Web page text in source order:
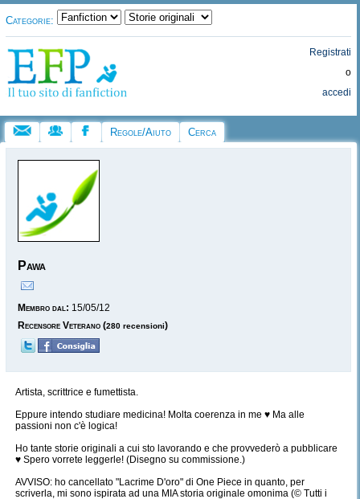
Categorie:
Registrati
o
accedi
Regole/Aiuto Cerca
Pawa
Membro dal: 15/05/12
Recensore Veterano (280 recensioni)
Artista, scrittrice e fumettista.
Eppure intendo studiare medicina! Molta coerenza in me ♥ Ma alle
passioni non c'è logica!
Ho tante storie originali a cui sto lavorando e che provvederò a pubblicare
♥ Spero vorrete leggerle! (Disegno su commissione.)
AVVISO: ho cancellato "Lacrime D'oro" di One Piece in quanto, per
scriverla, mi sono ispirata ad una MIA storia originale omonima (© Tutti i